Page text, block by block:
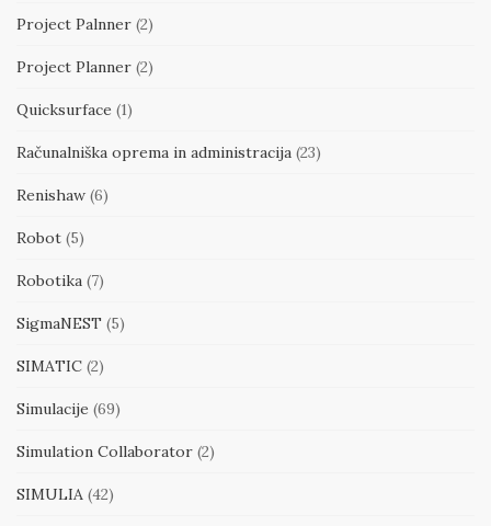
Project Palnner (2)
Project Planner (2)
Quicksurface (1)
Računalniška oprema in administracija (23)
Renishaw (6)
Robot (5)
Robotika (7)
SigmaNEST (5)
SIMATIC (2)
Simulacije (69)
Simulation Collaborator (2)
SIMULIA (42)